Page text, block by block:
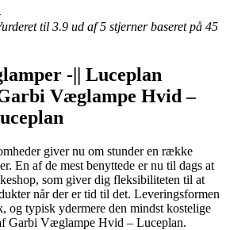
til 3.9 ud af 5 stjerner baseret på 45
-|| Luceplan
Væglampe Hvid –
giver nu om stunder en række
En af de mest benyttede er nu til dags at
som giver dig fleksibiliteten til at
når der er tid til det. Leveringsformen
og typisk ydermere den mindst kostelige
Garbi Væglampe Hvid – Luceplan.